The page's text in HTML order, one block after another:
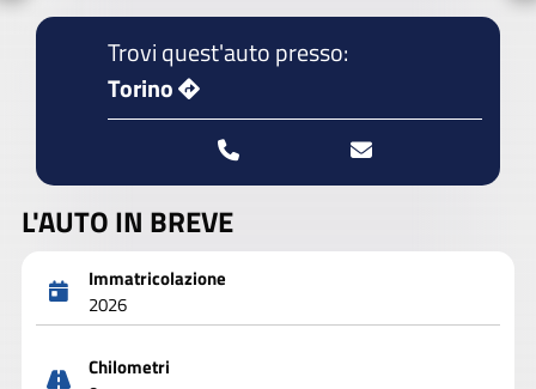
Trovi quest'auto presso:
Torino
L'AUTO IN BREVE
Immatricolazione
2026
Chilometri